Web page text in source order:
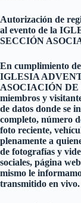
Autorización de
al evento de la
SECCIÓN
En cumplimiento
IGLESIA
ASOCIACIÓN DE
miembros y
de datos donde se
completo, número
foto reciente,
plenamente a
de fotografías y
sociales, página
mismo le
transmitido en vivo.